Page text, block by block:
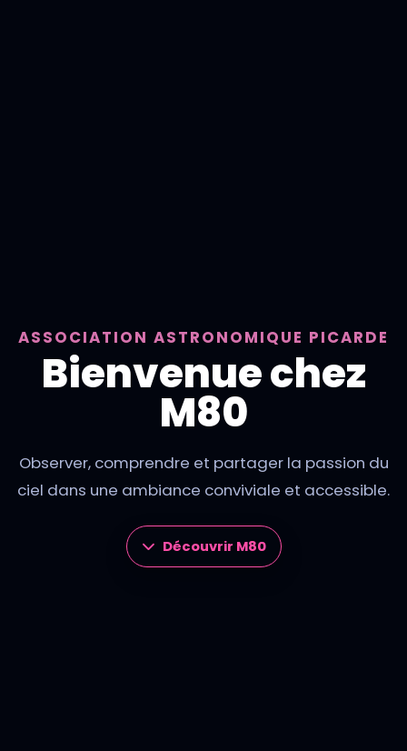
ASSOCIATION ASTRONOMIQUE PICARDE
Bienvenue chez
M80
Observer, comprendre et partager la passion du
ciel dans une ambiance conviviale et accessible.
Découvrir M80